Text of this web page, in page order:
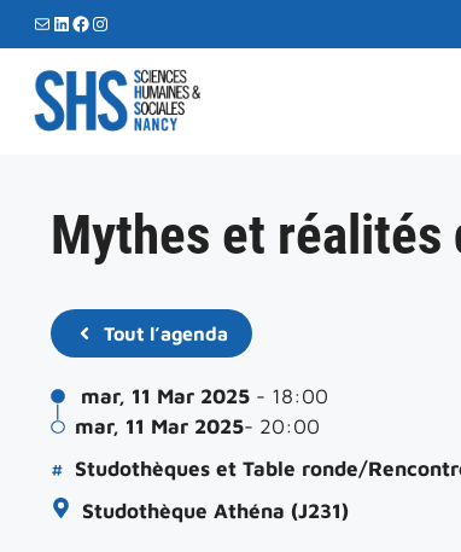
Aller
au
contenu
E-mailLinkedIn
Facebook
Instagram
Mythes et réalités
Tout l’agenda
mar, 11 Mar 2025 - 18:00
mar, 11 Mar 2025- 20:00
# Studothèques et Table ronde/
Studothèque Athéna (J231)